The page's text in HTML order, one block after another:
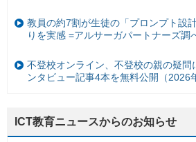
教員の約7割が生徒の「プロンプト設
りを実感 =アルサーガパートナーズ調
不登校オンライン、不登校の親の疑問
ンタビュー記事4本を無料公開（2026
ICT教育ニュースからのお知らせ